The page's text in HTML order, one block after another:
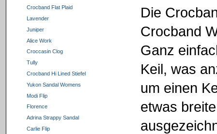
Crocband Flat Plaid
Lavender
Juniper
Alice Work
Croccasin Clog
Tully
Crocband Hi Lined Stiefel
Yukon Sandal Womens
Modi Flip
Florence
Adrina Strappy Sandal
Carlie Flip
Die
Crocband
Ganz
Keil, was
um einen
etwas